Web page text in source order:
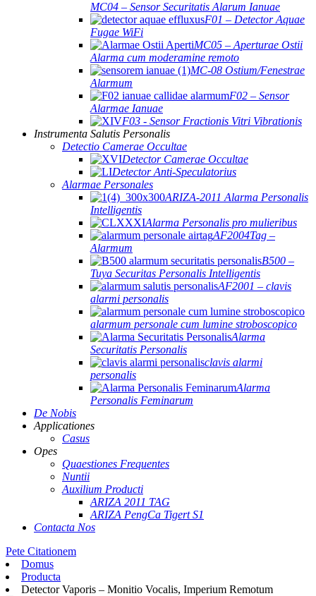
MC04 – Sensor Securitatis Alarum Ianuae
F01 – Detector Aquae
Fugae WiFi
MC05 – Aperturae Ostii
Alarma cum moderamine remoto
MC-08 Ostium/Fenestrae
Alarmum
F02 – Sensor
Alarmae ​​Ianuae
F03 - Sensor Fractionis Vitri Vibrationis
Instrumenta Salutis Personalis
Detectio Camerae Occultae
Detector Camerae Occultae
Detector Anti-Speculatorius
Alarmae ​​Personales
ARIZA-2011 Alarma Personalis
Intelligentis
Alarma Personalis pro mulieribus
AF2004Tag –
Alarmum
B500 –
Tuya Securitas Personalis Intelligentis
AF2001 – clavis
alarmi personalis
alarmum personale cum lumine stroboscopico
Alarma
Securitatis Personalis
clavis alarmi
personalis
Alarma
Personalis Feminarum
De Nobis
Applicationes
Casus
Opes
Quaestiones Frequentes
Nuntii
Auxilium Producti
ARIZA 2011 TAG
ARIZA PengCa Tigert S1
Contacta Nos
Pete Citationem
Domus
Producta
Detector Vaporis – Monitio Vocalis, Imperium Remotum